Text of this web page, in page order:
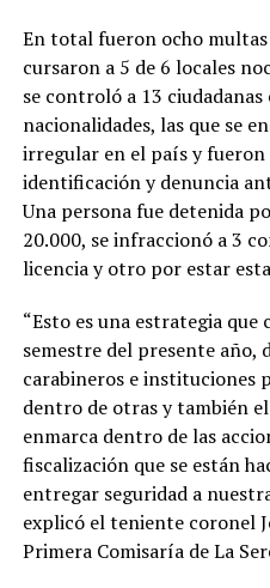
En total fueron ocho
cursaron a 5 de 6 locales
se controló a 13
nacionalidades, las que se
irregular en el país y fueron
identificación y denuncia
Una persona fue detenida
20.000, se infraccionó a 3
licencia y otro por estar
“Esto es una estrategia
semestre del presente año,
carabineros e instituciones
dentro de otras y también
enmarca dentro de las
fiscalización que se están
entregar seguridad a
explicó el teniente coronel
Primera Comisaría de La